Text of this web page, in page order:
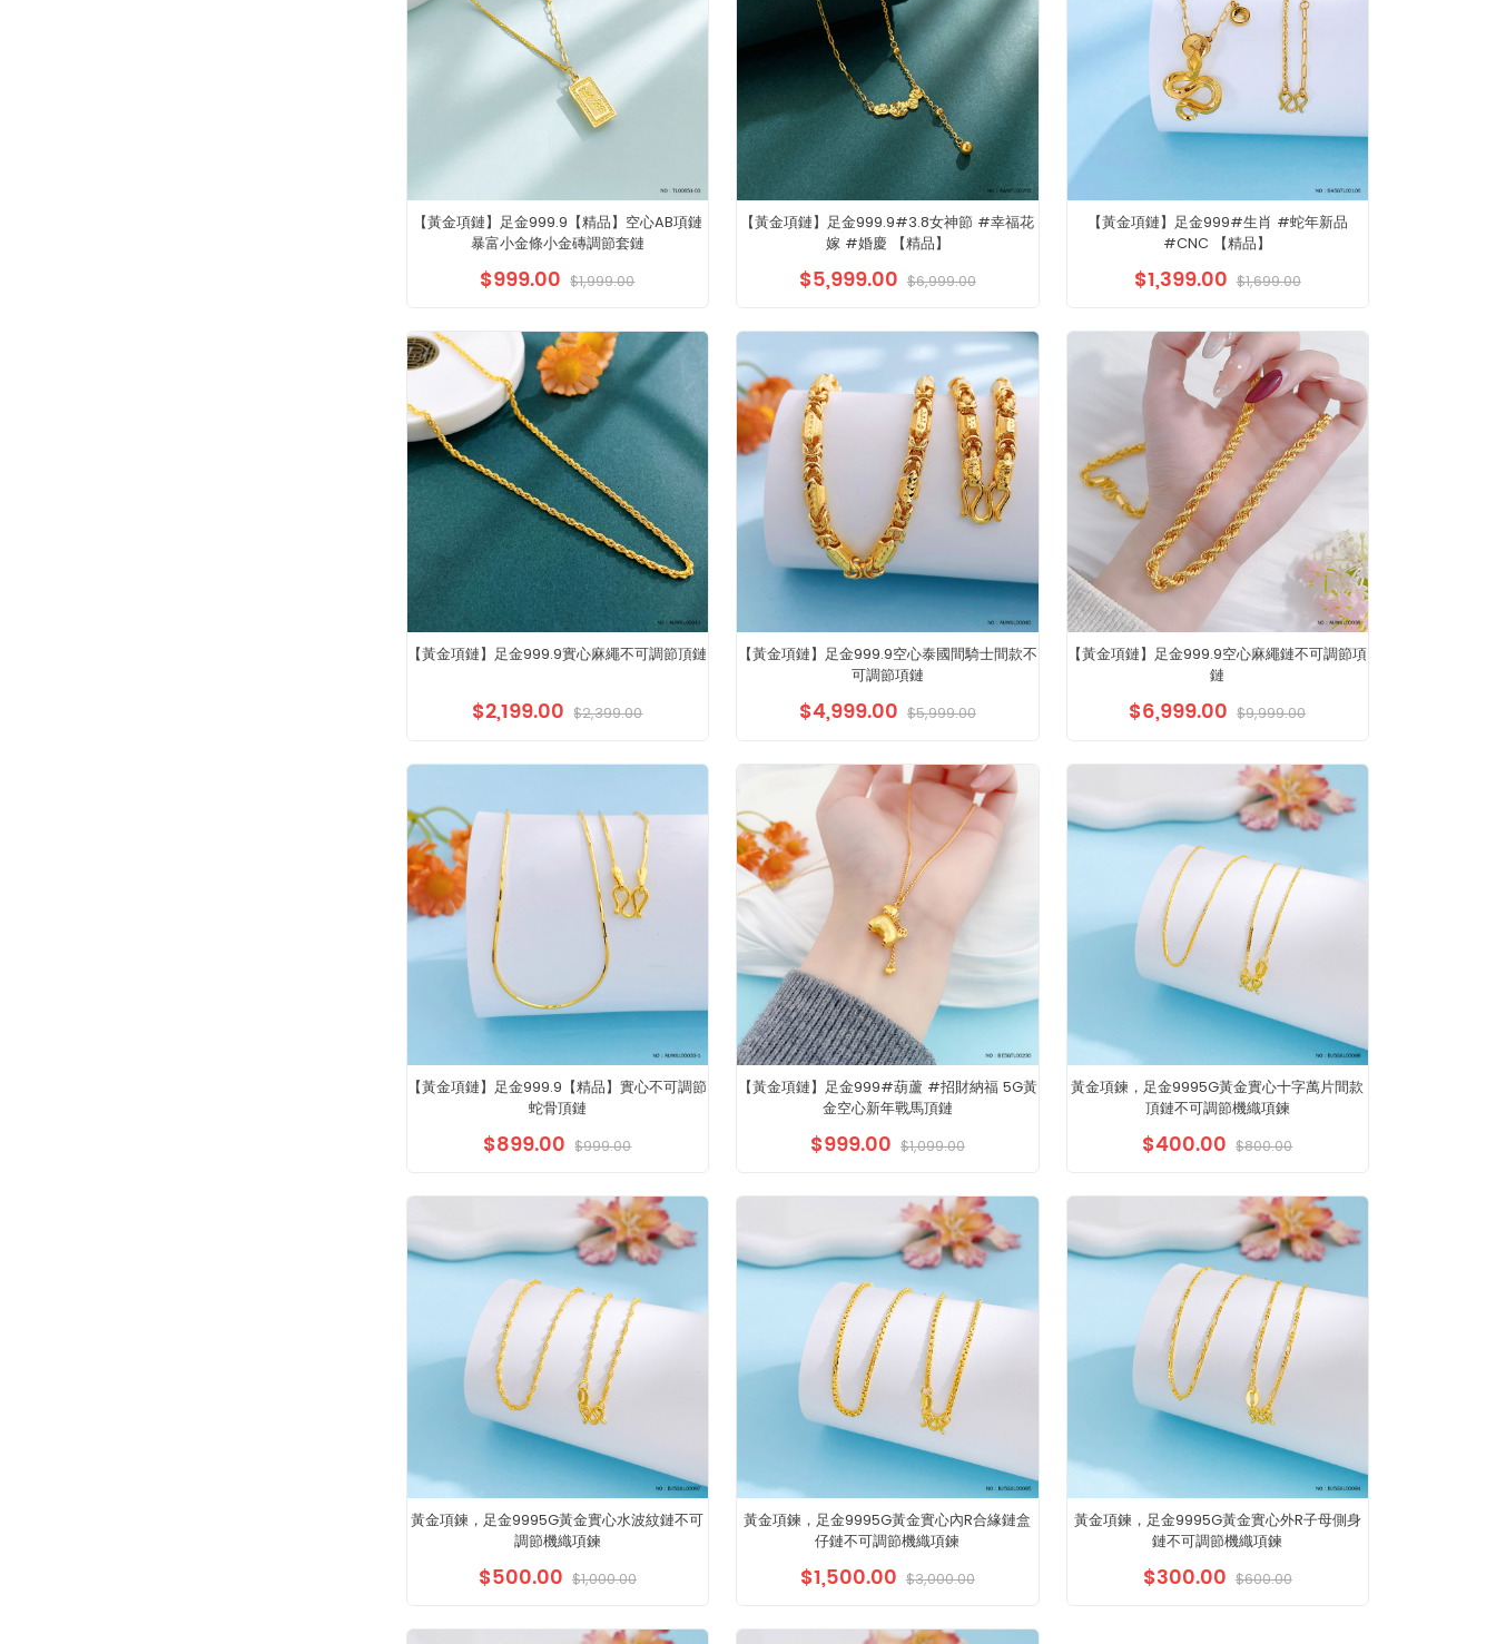
【黃金項鏈】足金999.9【精品】空心AB項鏈
暴富小金條小金磚調節套鏈
$999.00 $1,999.00
【黃金項鏈】足金999.9#3.8女神節 #幸福花
嫁 #婚慶 【精品】
$5,999.00 $6,999.00
【黃金項鏈】足金999#生肖 #蛇年新品
#CNC 【精品】
$1,399.00 $1,699.00
【黃金項鏈】足金999.9實心麻繩不可調節頂鏈
$2,199.00 $2,399.00
【黃金項鏈】足金999.9空心泰國間騎士間款不
可調節項鏈
$4,999.00 $5,999.00
【黃金項鏈】足金999.9空心麻繩鏈不可調節項
鏈
$6,999.00 $9,999.00
【黃金項鏈】足金999.9【精品】實心不可調節
蛇骨頂鏈
$899.00 $999.00
【黃金項鏈】足金999#葫蘆 #招財納福 5G黃
金空心新年戰馬頂鏈
$999.00 $1,099.00
黃金項鍊，足金9995G黃金實心十字萬片間款
頂鏈不可調節機織項鍊
$400.00 $800.00
黃金項鍊，足金9995G黃金實心水波紋鏈不可
調節機織項鍊
$500.00 $1,000.00
黃金項鍊，足金9995G黃金實心內R合緣鏈盒
仔鏈不可調節機織項鍊
$1,500.00 $3,000.00
黃金項鍊，足金9995G黃金實心外R子母側身
鏈不可調節機織項鍊
$300.00 $600.00